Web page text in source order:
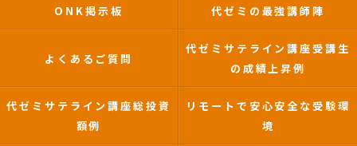
ONK掲示板 代ゼミの最強講師陣
よくあるご質問
代ゼミサテライン講座受講生
の成績上昇例
代ゼミサテライン講座総投資
額例
リモートで安心安全な受験環
境